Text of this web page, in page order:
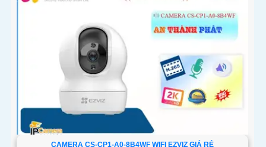
CAMERA CS-CP1-A0-8B4WF WIFI EZVIZ GIÁ RẺ